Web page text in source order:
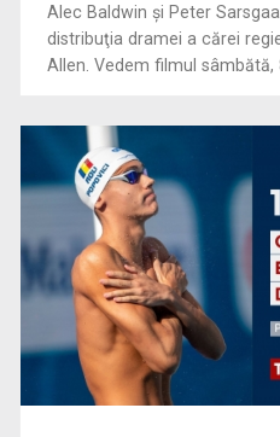
„Frații Jderi”, superproducția
Sadoveanu, la ...
Serialul „Toate pânzele sus!”
aventură, la TVR 2
Alec Baldwin şi Peter
distribuţia dramei a cărei
Allen. Vedem filmul sâmbătă,